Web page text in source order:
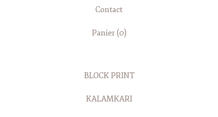
Contact
Panier (0)
BLOCK PRINT
KALAMKARI